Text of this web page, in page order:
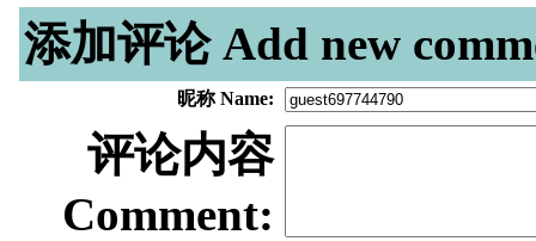
添加评论 Add new
昵称 Name:
评论内容
Comment: